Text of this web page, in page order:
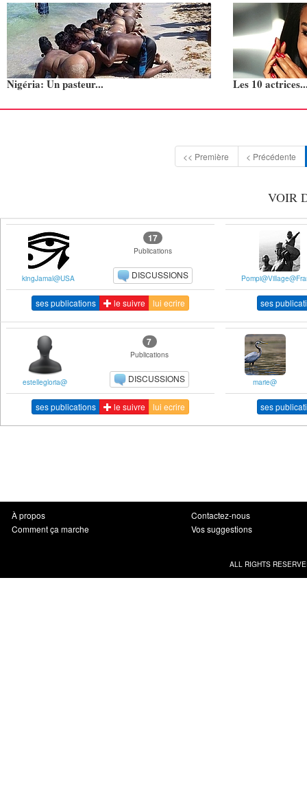
Nigéria: Un pasteur... Les 10
<< Première < Précédente
VOIR
kingJamal@USA
17
Publications
DISCUSSIONS
ses publications le suivre lui ecrire ses
estellegloria@
7
Publications
DISCUSSIONS
ses publications le suivre lui ecrire
marie@
ses
À propos
Comment ça marche
Contactez-nous
Vos suggestions
ALL RIGHTS